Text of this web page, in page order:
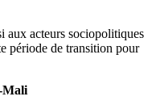
aux acteurs sociopolitiques
période de transition pour
Mali